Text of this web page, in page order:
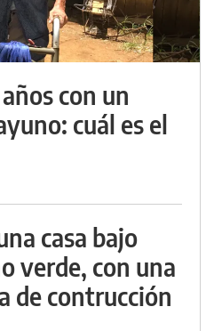
con un
cuál es el
casa bajo
verde, con una
de contrucción